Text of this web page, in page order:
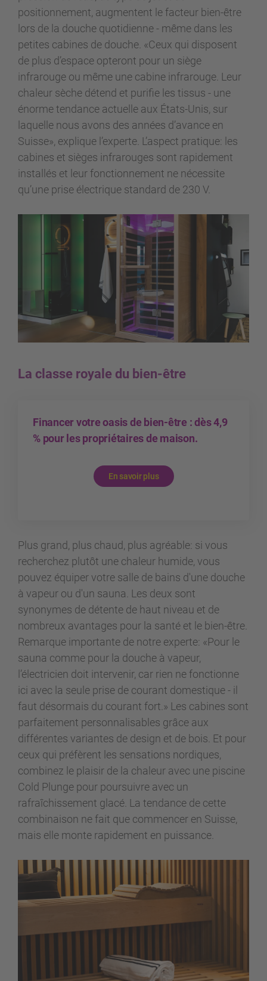
positionnement, augmentent le facteur bien-être
lors de la douche quotidienne - même dans les
petites cabines de douche. «Ceux qui disposent
de plus d’espace opteront pour un siège
infrarouge ou même une cabine infrarouge. Leur
chaleur sèche détend et purifie les tissus - une
énorme tendance actuelle aux États-Unis, sur
laquelle nous avons des années d’avance en
Suisse», explique l’experte. L’aspect pratique: les
cabines et sièges infrarouges sont rapidement
installés et leur fonctionnement ne nécessite
qu’une prise électrique standard de 230 V.
La classe royale du bien-être
Financer votre oasis de bien-être : dès 4,9
% pour les propriétaires de maison.
En savoir plus
Plus grand, plus chaud, plus agréable: si vous
recherchez plutôt une chaleur humide, vous
pouvez équiper votre salle de bains d'une douche
à vapeur ou d'un sauna. Les deux sont
synonymes de détente de haut niveau et de
nombreux avantages pour la santé et le bien-être.
Remarque importante de notre experte: «Pour le
sauna comme pour la douche à vapeur,
l’électricien doit intervenir, car rien ne fonctionne
ici avec la seule prise de courant domestique - il
faut désormais du courant fort.» Les cabines sont
parfaitement personnalisables grâce aux
différentes variantes de design et de bois. Et pour
ceux qui préfèrent les sensations nordiques,
combinez le plaisir de la chaleur avec une piscine
Cold Plunge pour poursuivre avec un
rafraîchissement glacé. La tendance de cette
combinaison ne fait que commencer en Suisse,
mais elle monte rapidement en puissance.